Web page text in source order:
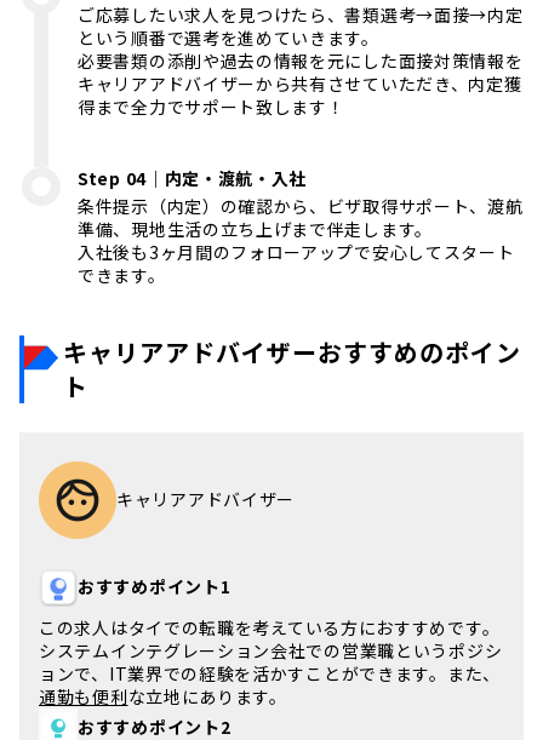
ご応募したい求人を見つけたら、書類選考→面接→内定
という順番で選考を進めていきます。
必要書類の添削や過去の情報を元にした面接対策情報を
キャリアアドバイザーから共有させていただき、内定獲
得まで全力でサポート致します！
Step 04｜内定・渡航・入社
条件提示（内定）の確認から、ビザ取得サポート、渡航
準備、現地生活の立ち上げまで伴走します。
入社後も3ヶ月間のフォローアップで安心してスタート
できます。
キャリアアドバイザーおすすめのポイン
ト
キャリアアドバイザー
おすすめポイント1
この求人はタイ での転職を考えている方におすすめです。
システムインテグレーション会社での営業職というポジシ
ョンで、IT業界での経験を活かすことができます。また、
通勤も便利な立地にあります。
おすすめポイント2